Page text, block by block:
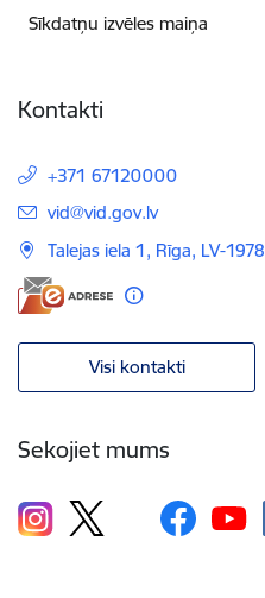
Sīkdatņu izvēles maiņa
Kontakti
+371 67120000
E-pasts:
vid@vid.gov.lv
Talejas iela 1, Rīga, LV-1978
Visi kontakti
Sekojiet mums